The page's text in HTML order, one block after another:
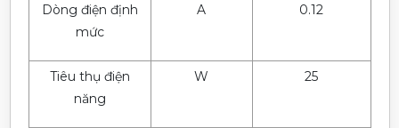
Dòng điện định
mức
A 0.12
Tiêu thụ điện
năng
W 25